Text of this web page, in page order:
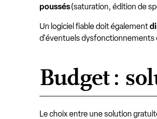
poussés(saturation, édition de
Un logiciel fiable doit également
d'éventuels dysfonctionnements
Budget :
Le choix entre une solution